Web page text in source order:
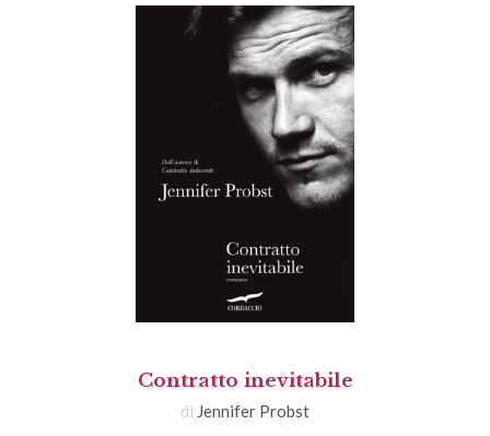
Contratto inevitabile
di Jennifer Probst